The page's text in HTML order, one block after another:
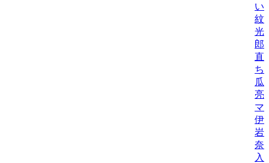
い
紋/
光
郎
直
ち
瓜
亮
マ
伊
岩
奈/
入